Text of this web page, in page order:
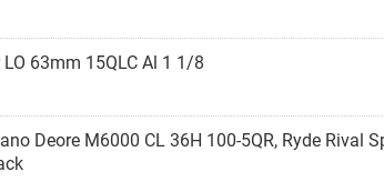
63mm 15QLC Al 1 1/8
Deore M6000 CL 36H 100-5QR, Ryde Rival